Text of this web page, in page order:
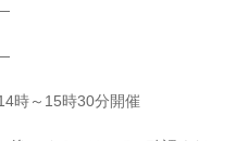
時～15時30分開催